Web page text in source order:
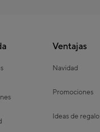
Ventajas
Navidad
Promociones
Ideas de regalo